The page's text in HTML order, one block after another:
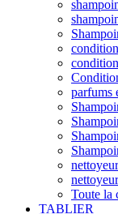
parfums
Toute la
TABLIER